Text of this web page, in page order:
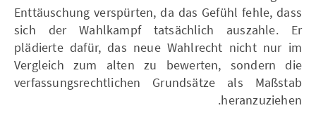
Enttäuschung verspürten, da das Gefühl fehle, dass
sich der Wahlkampf tatsächlich auszahle. Er
plädierte dafür, das neue Wahlrecht nicht nur im
Vergleich zum alten zu bewerten, sondern die
verfassungsrechtlichen Grundsätze als Maßstab
heranzuziehen.